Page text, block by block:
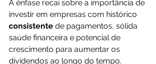
A ênfase recai sobre a importância de
investir em empresas com histórico
consistente de pagamentos, sólida
saúde financeira e potencial de
crescimento para aumentar os
dividendos ao longo do tempo.